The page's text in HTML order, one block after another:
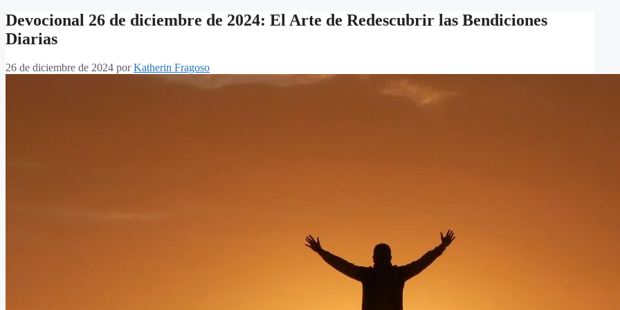
Devocional 26 de diciembre de 2024: El Arte de Redescubrir las Bendiciones
Diarias
26 de diciembre de 2024 porKatherin Fragoso